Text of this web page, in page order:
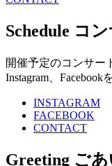
Schedule コ
開催予定のコンサー
Instagram、Facebook
INSTAGRAM
FACEBOOK
CONTACT
Greeting ご